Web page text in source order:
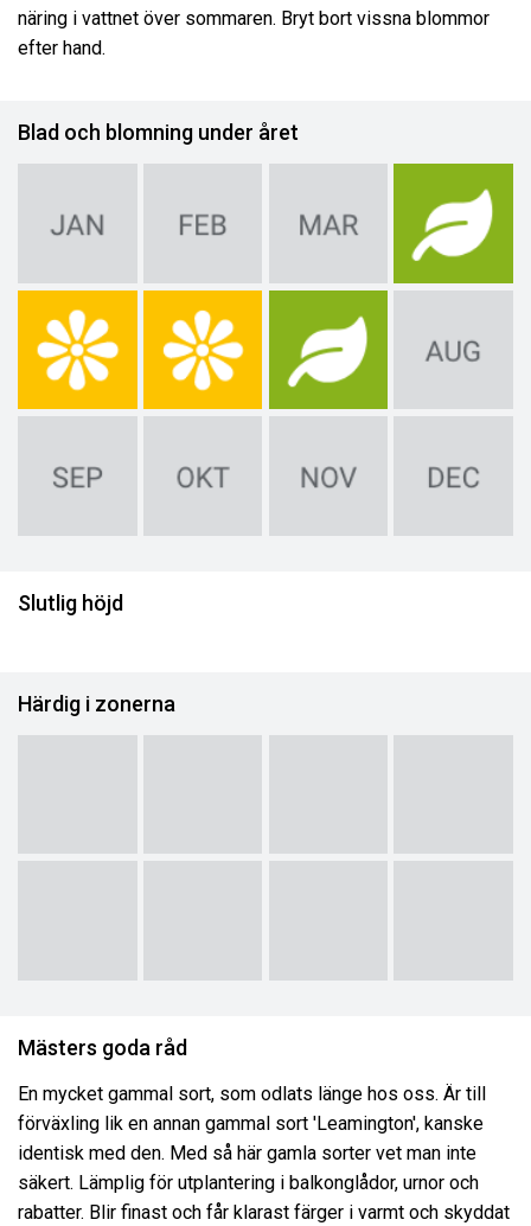
näring i vattnet över sommaren. Bryt bort vissna blommor
efter hand.
Blad och blomning under året
Slutlig höjd
Härdig i zonerna
Mästers goda råd
En mycket gammal sort, som odlats länge hos oss. Är till
förväxling lik en annan gammal sort 'Leamington', kanske
identisk med den. Med så här gamla sorter vet man inte
säkert. Lämplig för utplantering i balkonglådor, urnor och
rabatter. Blir finast och får klarast färger i varmt och skyddat